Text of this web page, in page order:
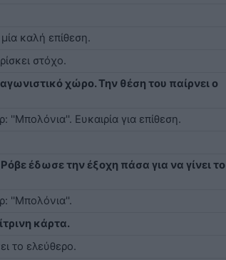
καλή επίθεση.
στόχο.
χώρο. Την θέση του παίρνει ο
Ευκαιρία για επίθεση.
έδωσε την έξοχη πάσα για να γίνει το
''Μπολόνια''.
κάρτα.
το ελεύθερο.